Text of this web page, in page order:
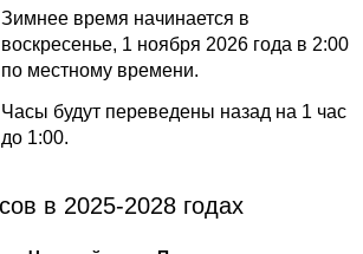
Зимнее время начинается в
воскресенье, 1 ноября 2026 года в 2:00
по местному времени.
Часы будут переведены назад на 1 час
до 1:00.
в 2025-2028 годах